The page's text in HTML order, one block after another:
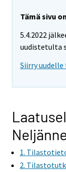
Tämä sivu
5.4.2022
uudistetulta
Siirry
1.
2.